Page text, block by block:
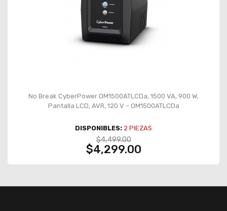
No Break CyberPower OM1500ATLCDa, 1500 VA, 900 W,
Pantalla LCD, AVR, 120 V – OM1500ATLCDa
DISPONIBLES: 2 PIEZAS
$4,499.00
$4,299.00